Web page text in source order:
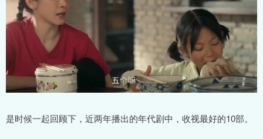
是时候一起回顾下，近两年播出的年代剧中，收视最好的10部。